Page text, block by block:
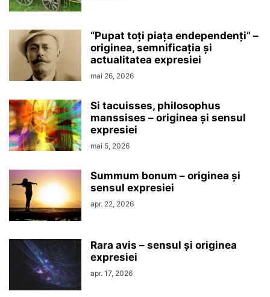
“Pupat toţi piaţa endependenţi” –
originea, semnificaţia şi
actualitatea expresiei
mai 26, 2026
Si tacuisses, philosophus
manssises – originea şi sensul
expresiei
mai 5, 2026
Summum bonum – originea şi
sensul expresiei
apr. 22, 2026
Rara avis – sensul şi originea
expresiei
apr. 17, 2026